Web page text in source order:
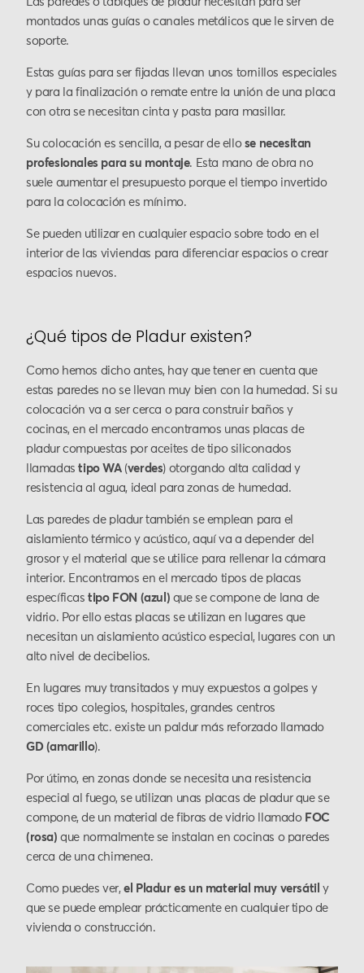
montados unas guías o canales metálicos que le sirven de
soporte.
Estas guías para ser fijadas llevan unos tornillos especiales
y para la finalización o remate entre la unión de una placa
con otra se necesitan cinta y pasta para masillar.
Su colocación es sencilla, a pesar de ello se necesitan
profesionales para su montaje. Esta mano de obra no
suele aumentar el presupuesto porque el tiempo invertido
para la colocación es mínimo.
Se pueden utilizar en cualquier espacio sobre todo en el
interior de las viviendas para diferenciar espacios o crear
espacios nuevos.
¿Qué tipos de Pladur existen?
Como hemos dicho antes, hay que tener en cuenta que
estas paredes no se llevan muy bien con la humedad. Si su
colocación va a ser cerca o para construir baños y
cocinas, en el mercado encontramos unas placas de
pladur compuestas por aceites de tipo siliconados
llamadastipo WA(verdes) otorgando alta calidad y
resistencia al agua, ideal para zonas de humedad.
Las paredes de pladur también se emplean para el
aislamiento térmico y acústico, aquí va a depender del
grosor y el material que se utilice para rellenar la cámara
interior. Encontramos en el mercado tipos de placas
específicastipo FON (azul) que se compone de lana de
vidrio. Por ello estas placas se utilizan en lugares que
necesitan un aislamiento acústico especial, lugares con un
alto nivel de decibelios.
En lugares muy transitados y muy expuestos a golpes y
roces tipo colegios, hospitales, grandes centros
comerciales etc. existe un paldur más reforzado llamado
GD (amarillo).
Por útimo, en zonas donde se necesita una resistencia
especial al fuego, se utilizan unas placas de pladur que se
compone, de un material de fibras de vidrio llamado FOC
(rosa) que normalmente se instalan en cocinas o paredes
cerca de una chimenea.
Como puedes ver,el Pladur es un material muy versátil y
que se puede emplear prácticamente en cualquier tipo de
vivienda o construcción.